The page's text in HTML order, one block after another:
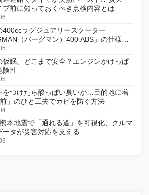
ブ前に知っておくべき点検内容とは
400ccラグジュアリースクーター
（バーグマン）400 ABS」の仕様を
月18日に発売
仮眠、どこまで安全？エンジンかけっぱ
険性
をつけたら酸っぱい臭いが…目的地に着
」のひと工夫でカビを防ぐ方法
本地震で「通れる道」を可視化、クルマ
ータが災害対応を支える